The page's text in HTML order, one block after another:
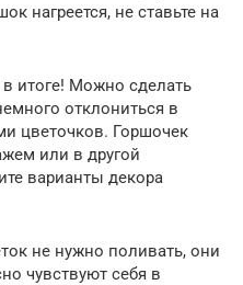
нагреется, не ставьте на
в итоге! Можно сделать
отклониться в
цветочков. Горшочек
или в другой
варианты декора
не нужно поливать, они
чувствуют себя в